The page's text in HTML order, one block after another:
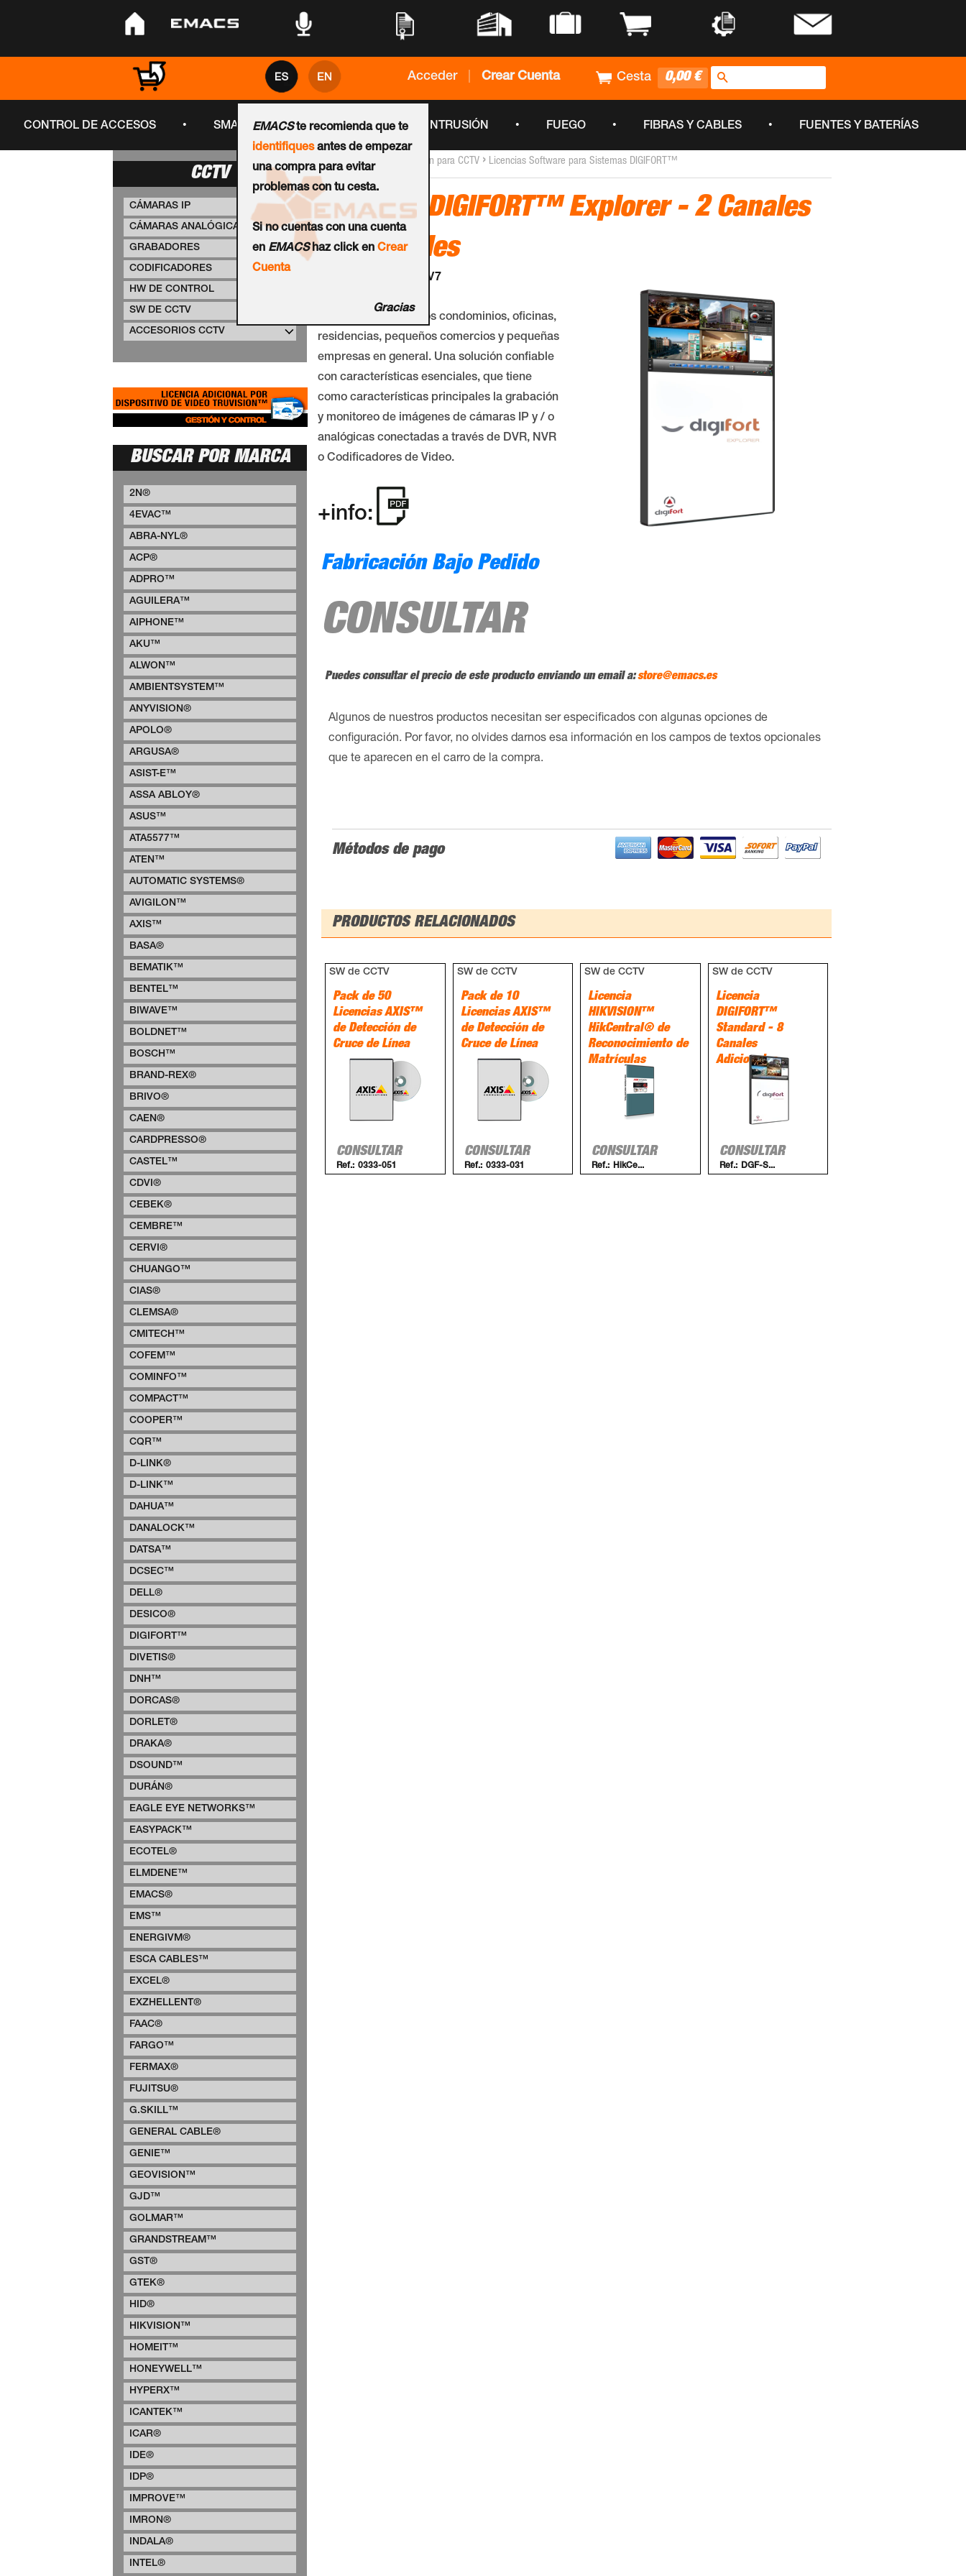
•
Acceder Crear Cuenta Cesta 0,00 €
EMACSte recomienda que te
identifiquesantes de empezar
una compra para evitar
problemas con tu cesta.
Si no cuentas con una cuenta
en EMACShaz click enCrear
Cuenta
Gracias
CONTROL DE ACCESOS • SMART CITY • CCTV • INTRUSIÓN • FUEGO • FIBRAS Y CABLES • FUENTES Y BATERÍAS
CCTV
CÁMARAS IP
CÁMARAS ANALÓGICAS
GRABADORES
CODIFICADORES
HW DE CONTROL
SW DE CCTV
ACCESORIOS CCTV
BUSCAR POR MARCA
2N®
4EVAC™
ABRA-NYL®
ACP®
ADPRO™
AGUILERA™
AIPHONE™
AKU™
ALWON™
AMBIENTSYSTEM™
ANYVISION®
APOLO®
ARGUSA®
ASIST-E™
ASSA ABLOY®
ASUS™
ATA5577™
ATEN™
AUTOMATIC SYSTEMS®
AVIGILON™
AXIS™
BASA®
BEMATIK™
BENTEL™
BIWAVE™
BOLDNET™
BOSCH™
BRAND-REX®
BRIVO®
CAEN®
CARDPRESSO®
CASTEL™
CDVI®
CEBEK®
CEMBRE™
CERVI®
CHUANGO™
CIAS®
CLEMSA®
CMITECH™
COFEM™
COMINFO™
COMPACT™
COOPER™
CQR™
D-LINK®
D-LINK™
DAHUA™
DANALOCK™
DATSA™
DCSEC™
DELL®
DESICO®
DIGIFORT™
DIVETIS®
DNH™
DORCAS®
DORLET®
DRAKA®
DSOUND™
DURÁN®
EAGLE EYE NETWORKS™
EASYPACK™
ECOTEL®
ELMDENE™
EMACS®
EMS™
ENERGIVM®
ESCA CABLES™
EXCEL®
EXZHELLENT®
FAAC®
FARGO™
FERMAX®
FUJITSU®
G.SKILL™
GENERAL CABLE®
GENIE™
GEOVISION™
GJD™
GOLMAR™
GRANDSTREAM™
GST®
GTEK®
HID®
HIKVISION™
HOMEIT™
HONEYWELL™
HYPERX™
ICANTEK™
ICAR®
IDE®
IDP®
IMPROVE™
IMRON®
INDALA®
INTEL®
Inicio › Software de Gestión para CCTV › Licencias Software para Sistemas DIGIFORT™
Licencia DIGIFORT™ Explorer - 2 Canales
Adicionales
DGF-EX1102-V7
Se utiliza en pequeños condominios, oficinas,
residencias, pequeños comercios y pequeñas
empresas en general. Una solución confiable
con características esenciales, que tiene
como características principales la grabación
y monitoreo de imágenes de cámaras IP y / o
analógicas conectadas a través de DVR, NVR
o Codificadores de Video.
+info:
Fabricación Bajo Pedido
CONSULTAR
Puedes consultar el precio de este producto enviando un email a:store@emacs.es
Algunos de nuestros productos necesitan ser especificados con algunas opciones de
configuración. Por favor, no olvides darnos esa información en los campos de textos opcionales
que te aparecen en el carro de la compra.
Métodos de pago
PRODUCTOS RELACIONADOS
SW de CCTV
Pack de 50
Licencias AXIS™
de Detección de
Cruce de Línea
CONSULTAR
Ref.: 0333-051
SW de CCTV
Pack de 10
Licencias AXIS™
de Detección de
Cruce de Línea
CONSULTAR
Ref.: 0333-031
SW de CCTV
Licencia
HIKVISION™
HikCentral® de
Reconocimiento de
Matrículas
CONSULTAR
Ref.: HikCe...
SW de CCTV
Licencia
DIGIFORT™
Standard - 8
Canales
Adicionales
CONSULTAR
Ref.: DGF-S...